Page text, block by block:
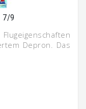
7/9
Depron. Das